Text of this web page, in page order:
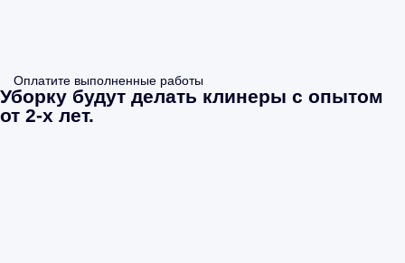
Оплатите выполненные работы
Уборку будут делать клинеры с опытом
от 2-х лет.